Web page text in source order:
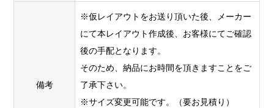
備考
※仮レイアウトをお送り頂いた後、メーカー
にて本レイアウト作成後、お客様にてご確認
後の手配となります。
そのため、納品にお時間を頂きますことをご
了承下さい。
※サイズ変更可能です。（要お見積り）